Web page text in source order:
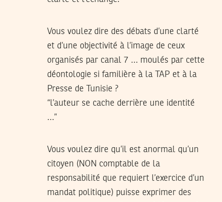
Vous voulez dire des débats d’une clarté
et d’une objectivité à l’image de ceux
organisés par canal 7 … moulés par cette
déontologie si familière à la TAP et à la
Presse de Tunisie ?
“l’auteur se cache derrière une identité
…”
Vous voulez dire qu’il est anormal qu’un
citoyen (NON comptable de la
responsabilité que requiert l’exercice d’un
mandat politique) puisse exprimer des